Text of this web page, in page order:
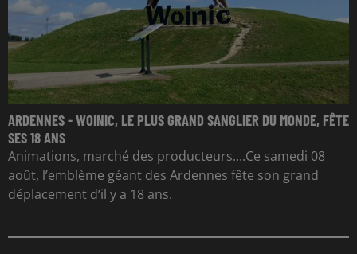
ARDENNES - WOINIC, LE PLUS GRAND SANGLIER DU MONDE, FÊTE
SES 18 ANS
Animations, marché des producteurs....Ce samedi 08
août, l’emblème géant des Ardennes fête son grand
déplacement d’il y a 18 ans.